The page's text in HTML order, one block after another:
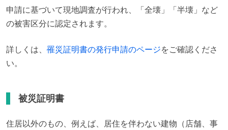
申請に基づいて現地調査が行われ、「全壊」「半壊」など
の被害区分に認定されます。
詳しくは、 罹災証明書の発行申請のページをご確認くださ
い。
被災証明書
住居以外のもの、例えば、居住を伴わない建物（店舗、事